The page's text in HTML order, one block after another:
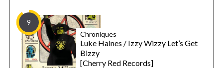
9
Chroniques
Luke Haines / Izzy Wizzy Let’s Get
Bizzy
[Cherry Red Records]